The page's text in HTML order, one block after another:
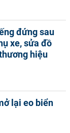
đứng sau
xe, sửa đồ
hiệu
lại eo biển